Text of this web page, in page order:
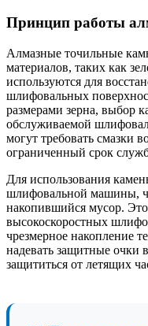
Принцип работы
Алмазные точильные
материалов, таких как
используются для
шлифовальных
размерами зерна, выбор
обслуживаемой
могут требовать смазки
ограниченный срок
Для использования
шлифовальной машины,
накопившийся мусор.
высокоскоростных
чрезмерное накопление
надевать защитные очки
защититься от летящих